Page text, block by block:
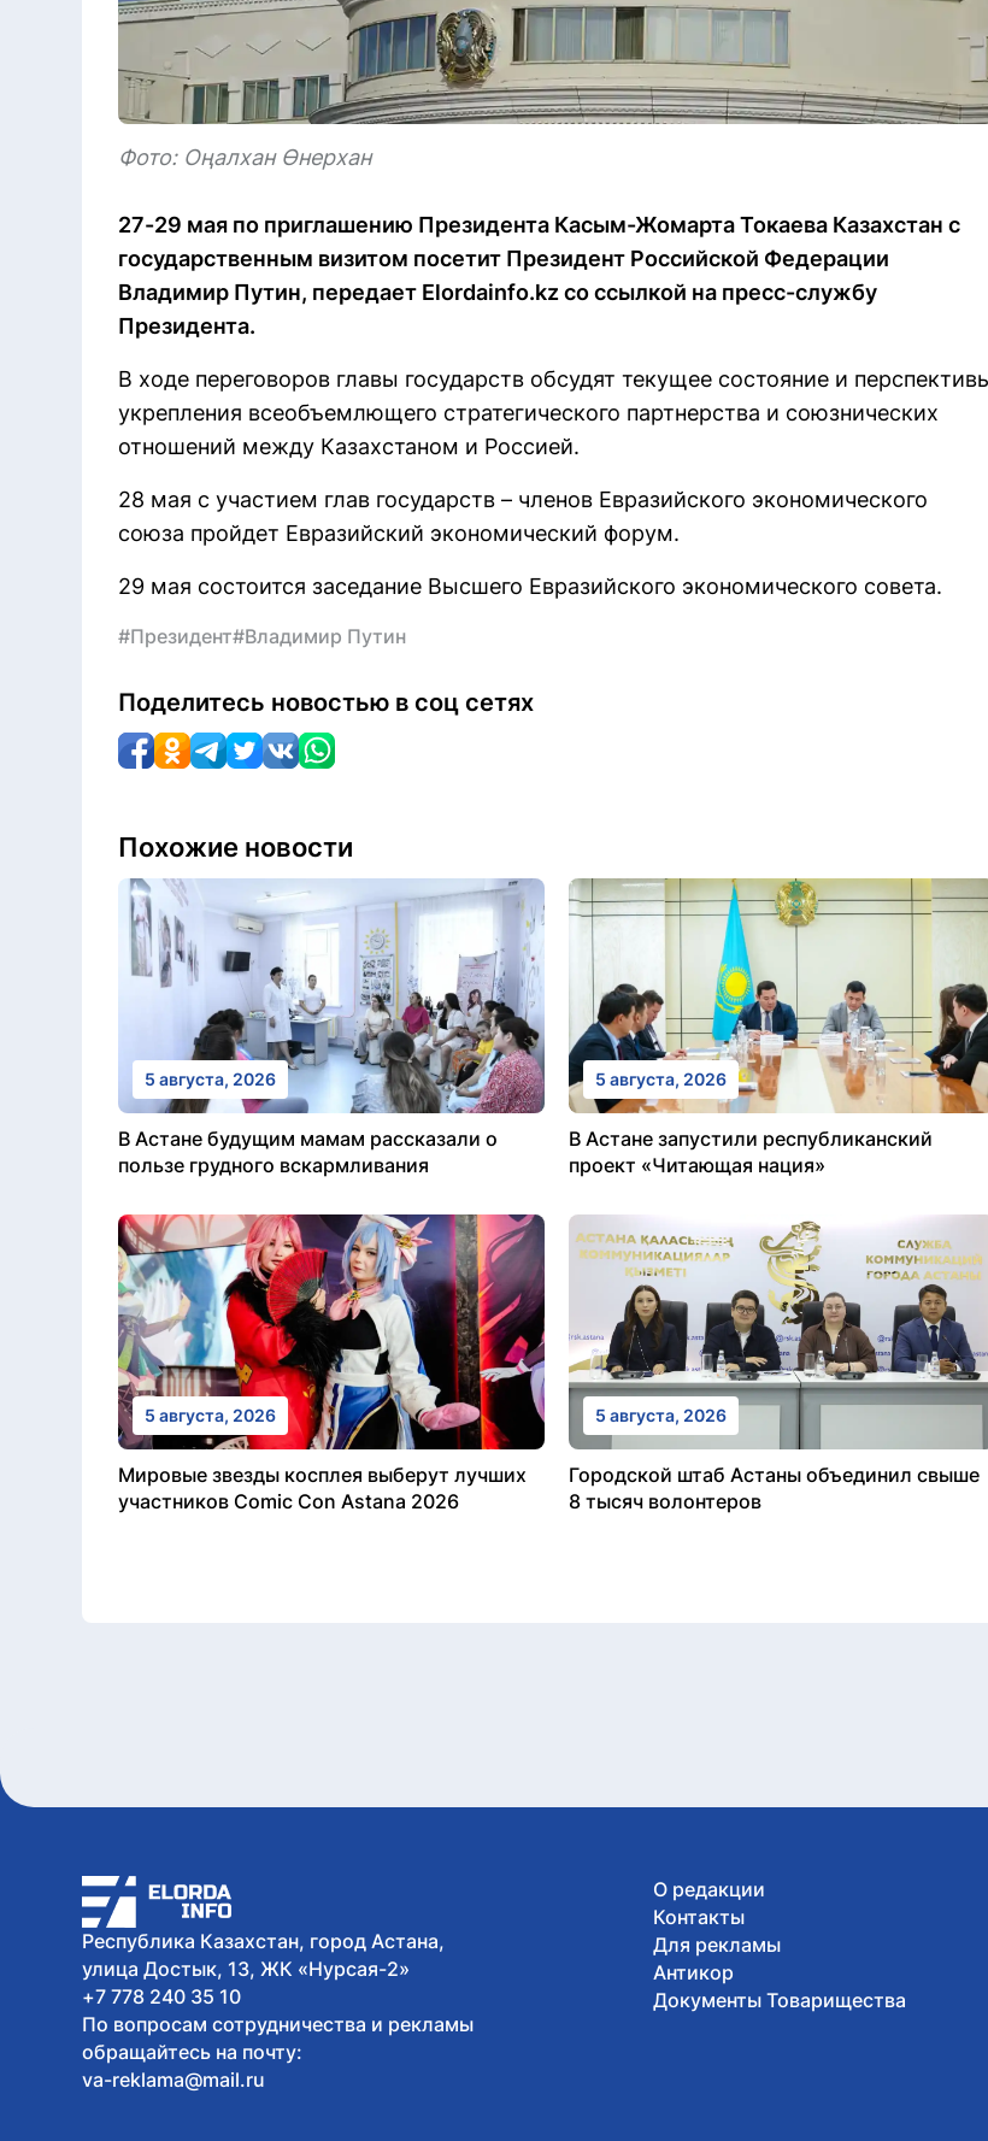
Фото: Оңалхан Өнерхан
27-29 мая по приглашению Президента Касым-Жомарта Токаева Казахстан с
государственным визитом посетит Президент Российской Федерации
Владимир Путин, передает Elordainfo.kz со ссылкой на пресс-службу
Президента.
В ходе переговоров главы государств обсудят текущее состояние и
укрепления всеобъемлющего стратегического партнерства и союзнических
отношений между Казахстаном и Россией.
28 мая с участием глав государств – членов Евразийского экономического
союза пройдет Евразийский экономический форум.
29 мая состоится заседание Высшего Евразийского экономического совета.
#Президент#Владимир Путин
Поделитесь новостью в соц сетях
Похожие новости
5 августа, 2026
В Астане будущим мамам рассказали о
пользе грудного вскармливания
5 августа, 2026
В Астане запустили республиканский
проект «Читающая нация»
5 августа, 2026
Мировые звезды косплея выберут лучших
участников Comic Con Astana 2026
5 августа, 2026
Городской штаб Астаны объединил свыше
8 тысяч волонтеров
Республика Казахстан, город Астана,
улица Достык, 13, ЖК «Нурсая-2»
+7 778 240 35 10
По вопросам сотрудничества и рекламы
обращайтесь на почту:
va-reklama@mail.ru
О редакции
Контакты
Для рекламы
Антикор
Документы Товарищества